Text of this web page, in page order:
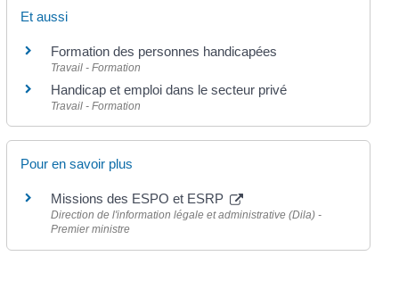
Et aussi
Formation des personnes handicapées
Travail - Formation
Handicap et emploi dans le secteur privé
Travail - Formation
Pour en savoir plus
Missions des ESPO et ESRP
Direction de l'information légale et administrative (Dila) -
Premier ministre